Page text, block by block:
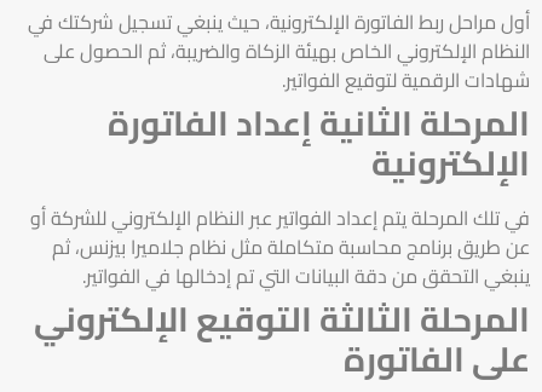
أول مراحل ربط الفاتورة الإلكترونية، حيث ينبغي تسجيل شركتك في
النظام الإلكتروني الخاص بهيئة الزكاة والضريبة، ثم الحصول على
شهادات الرقمية لتوقيع الفواتير.
المرحلة الثانية إعداد الفاتورة
الإلكترونية
في تلك المرحلة يتم إعداد الفواتير عبر النظام الإلكتروني للشركة أو
عن طريق برنامج محاسبة متكاملة مثل نظام جلاميرا بيزنس، ثم
ينبغي التحقق من دقة البيانات التي تم إدخالها في الفواتير.
المرحلة الثالثة التوقيع الإلكتروني
على الفاتورة